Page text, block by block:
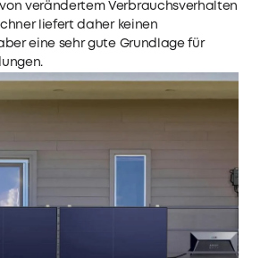
verändertem Verbrauchsverhalten
liefert daher keinen
eine sehr gute Grundlage für